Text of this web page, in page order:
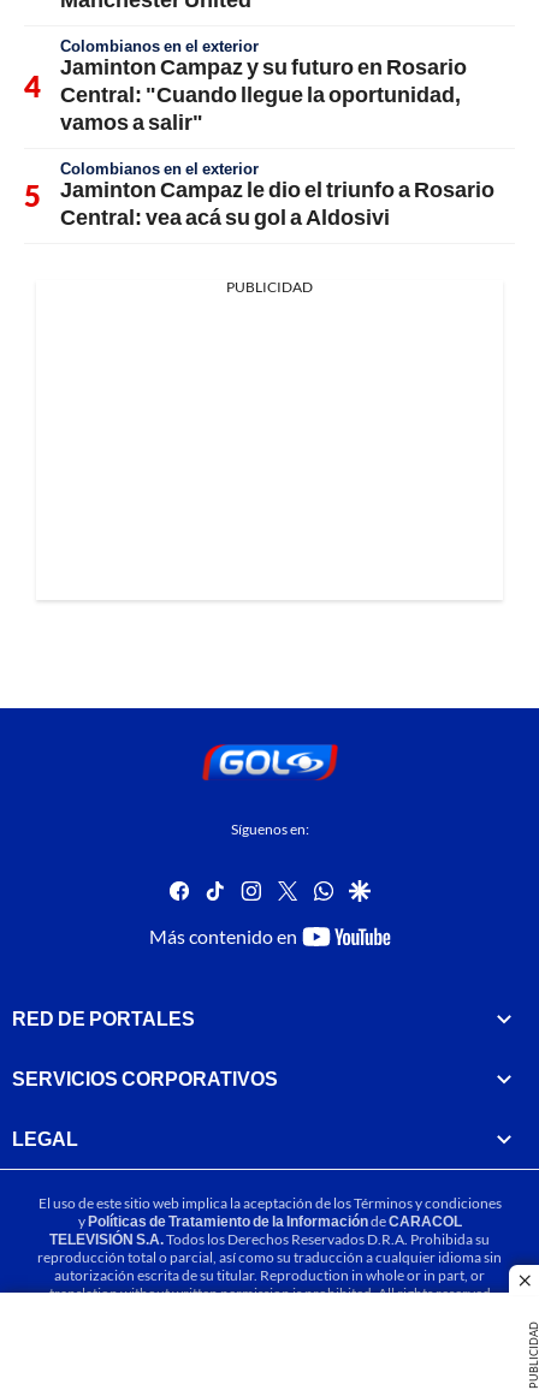
PUBLICIDAD
Colombianos en el exterior
Jaminton Campaz y su futuro en Rosario
Central: "Cuando llegue la oportunidad,
vamos a salir"
Colombianos en el exterior
Jaminton Campaz le dio el triunfo a Rosario
Central: vea acá su gol a Aldosivi
PUBLICIDAD
Síguenos en:
facebook
tiktok instagram
twitterwhatsapp
google
Más contenido en
youtube-
RED DE PORTALES
SERVICIOS CORPORATIVOS
LEGAL
El uso de este sitio web implica la aceptación de losTérminos y condiciones
yPolíticas de Tratamiento de la InformacióndeCARACOL
TELEVISIÓN S.A.Todos los Derechos Reservados D.R.A. Prohibida su
reproducción total o parcial, así como su traducción a cualquier idioma sin
autorización escrita de su titular. Reproduction in whole or in part, or
translation without written permission is prohibited. All rights reserved